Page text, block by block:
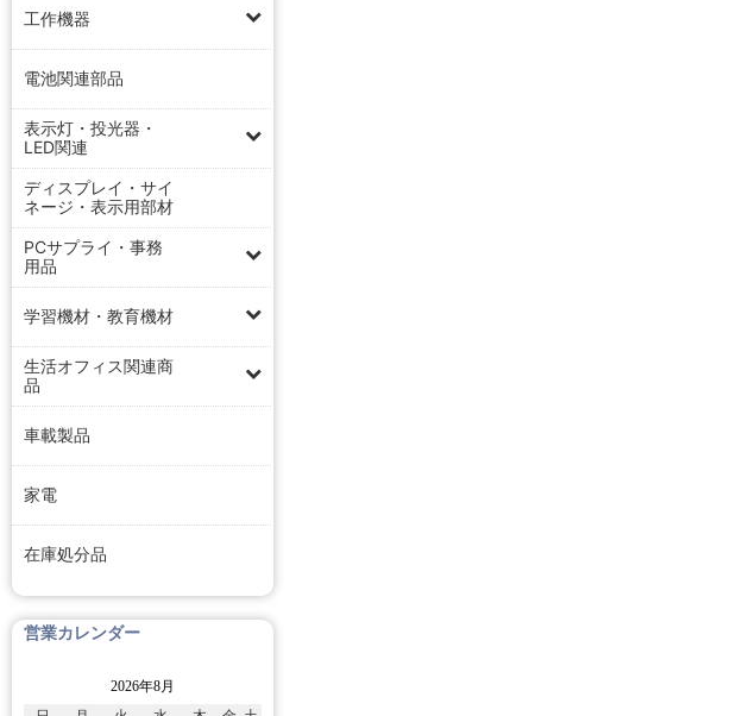
工作機器
電池関連部品
表示灯・投光器・
LED関連
ディスプレイ・サイ
ネージ・表示用部材
PCサプライ・事務
用品
学習機材・教育機材
生活オフィス関連商
品
車載製品
家電
在庫処分品
営業カレンダー
2026年8月